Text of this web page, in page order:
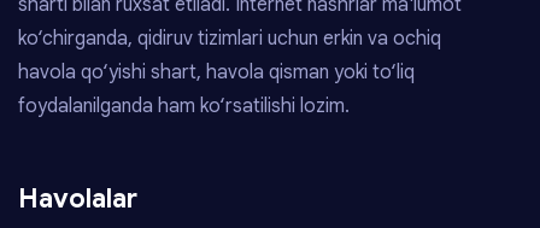
sharti bilan ruxsat etiladi. Internet nashrlar ma'lumot
ko‘chirganda, qidiruv tizimlari uchun erkin va ochiq
havola qo‘yishi shart, havola qisman yoki to‘liq
foydalanilganda ham ko‘rsatilishi lozim.
Havolalar